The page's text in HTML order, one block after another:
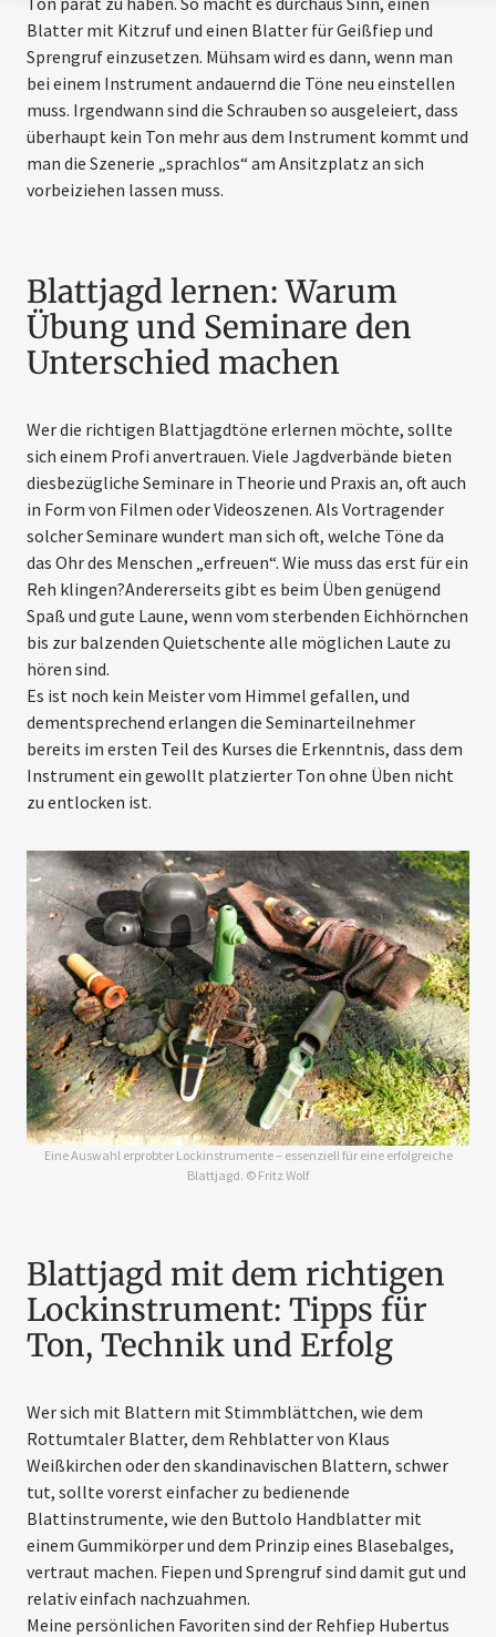
Blatter mit Kitzruf und einen Blatter für Geißfiep und
Sprengruf einzusetzen. Mühsam wird es dann, wenn man
bei einem Instrument andauernd die Töne neu einstellen
muss. Irgendwann sind die Schrauben so ausgeleiert, dass
überhaupt kein Ton mehr aus dem Instrument kommt und
man die Szenerie „sprachlos“ am Ansitzplatz an sich
vorbeiziehen lassen muss.
Blattjagd lernen: Warum
Übung und Seminare den
Unterschied machen
Wer die richtigen Blattjagdtöne erlernen möchte, sollte
sich einem Profi anvertrauen. Viele Jagdverbände bieten
diesbezügliche Seminare in Theorie und Praxis an, oft auch
in Form von Filmen oder Videoszenen. Als Vor­tragender
solcher Seminare wundert man sich oft, welche Töne da
das Ohr des Menschen „erfreuen“. Wie muss das erst für ein
Reh klingen?Andererseits gibt es beim Üben genügend
Spaß und gute Laune, wenn vom sterbenden Eichhörnchen
bis zur balzenden Quietschente alle möglichen Laute zu
hören sind.
Es ist noch kein Meister vom Himmel gefallen, und
dementsprechend erlangen die Seminarteilnehmer
bereits im ersten Teil des Kurses die Erkenntnis, dass dem
Instrument ein gewollt platzierter Ton ohne Üben nicht
zu entlocken ist.
Eine Auswahl erprobter Lockinstrumente – essenziell für eine erfolgreiche
Blattjagd. © Fritz Wolf
Blattjagd mit dem richtigen
Lockinstrument: Tipps für
Ton, Technik und Erfolg
Wer sich mit Blattern mit Stimmblättchen, wie dem
Rottumtaler Blatter, dem Rehblatter von Klaus
Weißkirchen oder den skandinavischen Blattern, schwer
tut, sollte vorerst einfacher zu bedienende
Blattinstrumente, wie den Buttolo Handblatter mit
einem Gummi­körper und dem Prinzip eines Blasebalges,
vertraut machen. Fiepen und Sprengruf sind damit gut und
relativ einfach nachzuahmen.
Meine persönlichen Favoriten sind der Rehfiep Hubertus